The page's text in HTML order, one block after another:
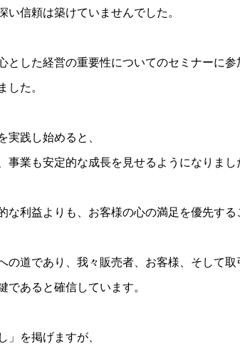
信頼は築けていませんでした。
とした経営の重要性についてのセミナーに参
た。
践し始めると、
事業も安定的な成長を見せるようになりまし
な利益よりも、お客様の心の満足を優先する
の道であり、我々販売者、お客様、そして
あると確信しています。
を掲げますが、